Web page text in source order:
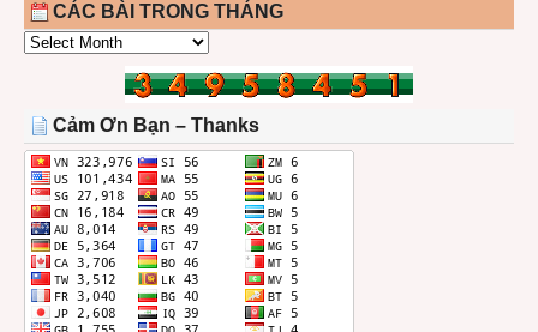
CÁC BÀI TRONG THÁNG
CÁC
THÁNG
Cảm Ơn Bạn – Thanks